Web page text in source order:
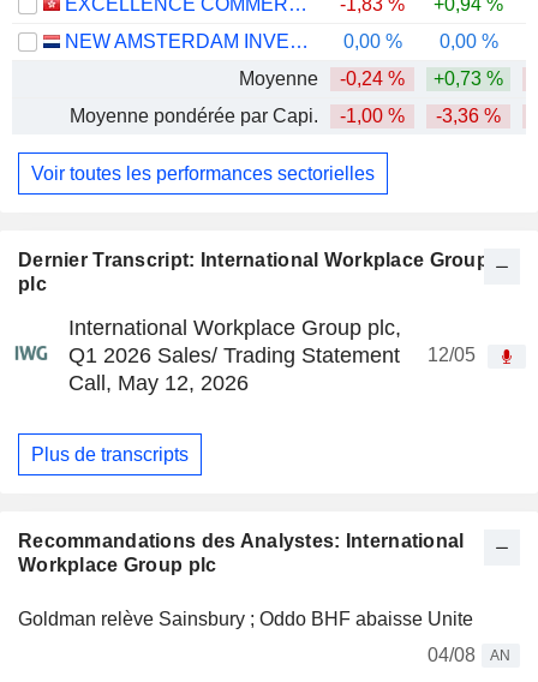
Dernier Transcript: International Workplace Group
plc
International Workplace Group plc,
Q1 2026 Sales/ Trading Statement
Call, May 12, 2026
12/05
Plus de transcripts
Recommandations des Analystes: International
Workplace Group plc
Goldman relève Sainsbury ; Oddo BHF abaisse Unite
04/08
AN
EXCELLENCE COMMERCIAL PROPERTY & FACILITIES MANAGEMENT GROUP LIMITED
-1,83 % +0,94 %
NEW AMSTERDAM INVEST N.V.
0,00 % 0,00 %
Moyenne
-0,24 % +0,73 %
Moyenne pondérée par Capi.
-1,00 % -3,36 %
Voir toutes les performances sectorielles